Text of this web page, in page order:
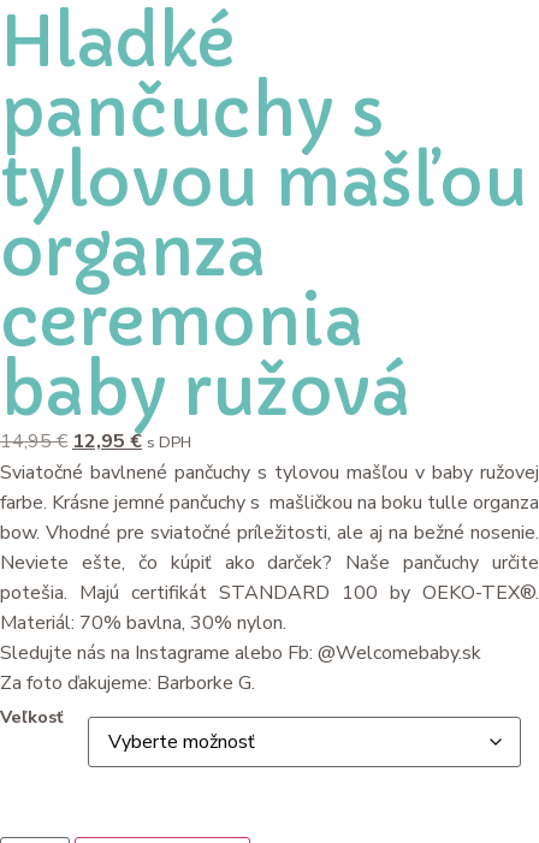
Hladké
pančuchy s
tylovou mašľou
organza
ceremonia
baby ružová
14,95€ 12,95 € s DPH
Sviatočné bavlnené pančuchy s tylovou mašľou v baby ružovej
farbe. Krásne jemné pančuchy s mašličkou na boku tulle organza
bow. Vhodné pre sviatočné príležitosti, ale aj na bežné nosenie.
Neviete ešte, čo kúpiť ako darček? Naše pančuchy určite
potešia. Majú certifikát STANDARD 100 by OEKO-TEX®.
Materiál: 70% bavlna, 30% nylon.
Sledujte nás na Instagrame alebo Fb: @Welcomebaby.sk
Za foto ďakujeme: Barborke G.
Veľkosť